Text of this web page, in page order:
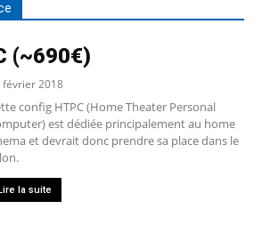
(~690€)
février 2018
config HTPC (Home Theater Personal
est dédiée principalement au home
et devrait donc prendre sa place dans le
Lire la suite